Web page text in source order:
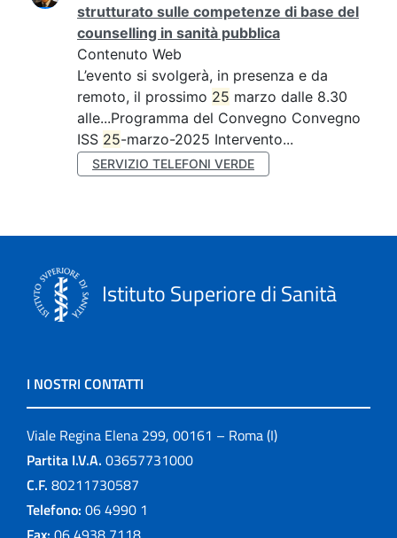
strutturato sulle competenze di base del
counselling in sanità pubblica
Contenuto Web
L’evento si svolgerà, in presenza e da
remoto, il prossimo 25 marzo dalle 8.30
alle...Programma del Convegno Convegno
ISS 25-marzo-2025 Intervento...
SERVIZIO TELEFONI VERDE
Istituto Superiore di Sanità
I NOSTRI CONTATTI
Viale Regina Elena 299, 00161 – Roma (I)
Partita I.V.A. 03657731000
C.F. 80211730587
Telefono: 06 4990 1